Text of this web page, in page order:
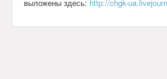
выложены здесь: http://chgk-